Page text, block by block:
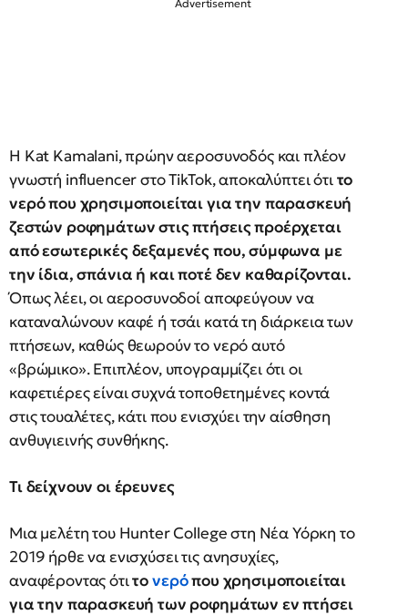
Η Kat Kamalani, πρώην αεροσυνοδός και πλέον
γνωστή influencer στο TikTok, αποκαλύπτει ότιτο
νερό που χρησιμοποιείται για την παρασκευή
ζεστών ροφημάτων στις πτήσεις προέρχεται
από εσωτερικές δεξαμενές που, σύμφωνα με
την ίδια, σπάνια ή και ποτέ δεν καθαρίζονται.
Όπως λέει, οι αεροσυνοδοί αποφεύγουν να
καταναλώνουν καφέ ή τσάι κατά τη διάρκεια των
πτήσεων, καθώς θεωρούν το νερό αυτό
«βρώμικο». Επιπλέον, υπογραμμίζει ότι οι
καφετιέρες είναι συχνά τοποθετημένες κοντά
στις τουαλέτες, κάτι που ενισχύει την αίσθηση
ανθυγιεινής συνθήκης.
Τι δείχνουν οι έρευνες
Μια μελέτη του Hunter College στη Νέα Υόρκη το
2019 ήρθε να ενισχύσει τις ανησυχίες,
αναφέροντας ότιτονερόπου χρησιμοποιείται
για την παρασκευή των ροφημάτων εν πτήσει